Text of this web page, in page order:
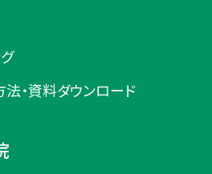
・資料ダウンロード